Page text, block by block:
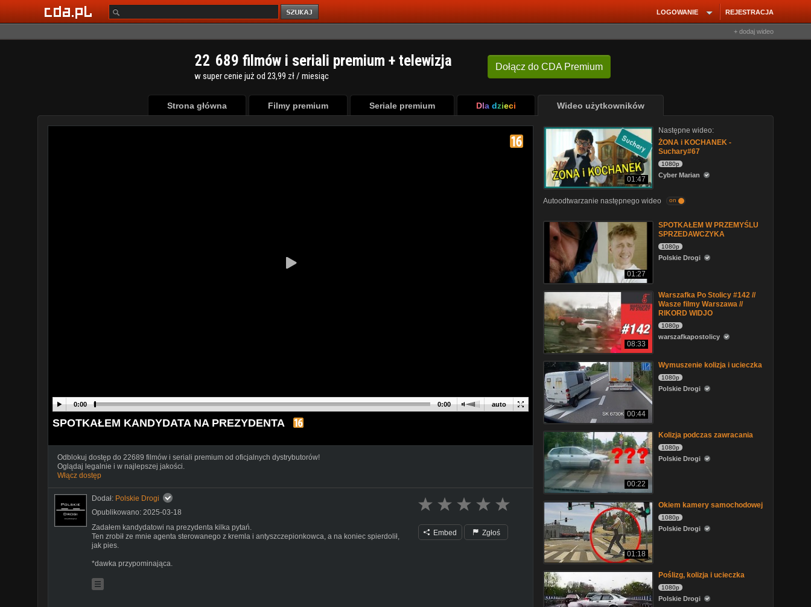
REJESTRACJA
LOGOWANIE
+ dodaj wideo
Dołącz do CDA Premium
22 689 filmów i seriali premium + telewizja
w super cenie już od 23,99 zł / miesiąc
Strona główna Filmy premium Seriale premium Dla dzieci Wideo użytkowników
auto
0:00 0:00
SPOTKAŁEM KANDYDATA NA PREZYDENTA
Odblokuj dostęp do 22689 filmów i seriali premium od oficjalnych dystrybutorów!
Oglądaj legalnie i w najlepszej jakości.
Włącz dostęp
Dodał: Polskie Drogi
Opublikowano: 2025-03-18
Zadałem kandydatowi na prezydenta kilka pytań.
Ten zrobił ze mnie agenta sterowanego z kremla i antyszczepionkowca, a na koniec spierdolił,
jak pies.
*dawka przypominająca.
Embed Zgłoś
01:47
Następne wideo:
ŻONA i KOCHANEK -
Suchary#67
1080p
Cyber Marian
Autoodtwarzanie następnego wideo on
01:27
SPOTKAŁEM W PRZEMYŚLU
SPRZEDAWCZYKA
1080p
Polskie Drogi
08:33
Warszafka Po Stolicy #142 //
Wasze filmy Warszawa //
RIKORD WIDJO
1080p
warszafkapostolicy
00:44
Wymuszenie kolizja i ucieczka
1080p
Polskie Drogi
00:22
Kolizja podczas zawracania
1080p
Polskie Drogi
01:18
Okiem kamery samochodowej
1080p
Polskie Drogi
Poślizg, kolizja i ucieczka
1080p
Polskie Drogi